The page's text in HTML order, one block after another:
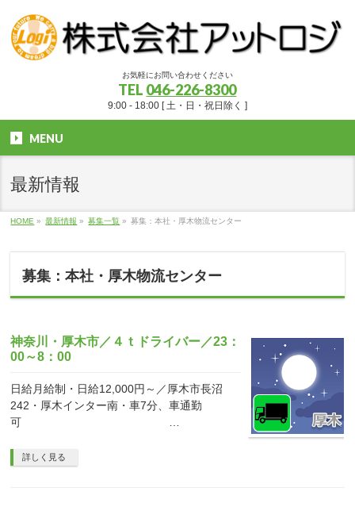
お気軽にお問い合わせください
TEL 046-226-8300
9:00 - 18:00 [ 土・日・祝日除く ]
MENU
最新情報
HOME » 最新情報 » 募集一覧 » 募集：本社・厚木物流センター
募集：本社・厚木物流センター
神奈川・厚木市／４ｔドライバー／23：
00～8：00
日給月給制・日給12,000円～／厚木市長沼
242・厚木インター南・車7分、車通勤
可 …
詳しく見る